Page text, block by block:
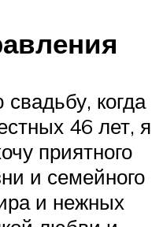
когда
46 лет, я
приятного
и семейного
и нежных